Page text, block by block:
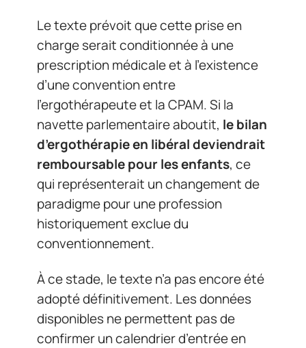
Le texte prévoit que cette prise en
charge serait conditionnée à une
prescription médicale et à l’existence
d’une convention entre
l’ergothérapeute et la CPAM. Si la
navette parlementaire aboutit, le bilan
d’ergothérapie en libéral deviendrait
remboursable pour les enfants, ce
qui représenterait un changement de
paradigme pour une profession
historiquement exclue du
conventionnement.
À ce stade, le texte n’a pas encore été
adopté définitivement. Les données
disponibles ne permettent pas de
confirmer un calendrier d’entrée en